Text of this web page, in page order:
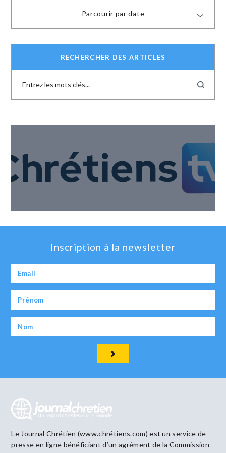
Parcourir par date
RECHERCHER DES ARTICLES
Inscription à la newsletter
Le Journal Chrétien (www.chrétiens.com) est un service de
presse en ligne bénéficiant d’un agrément de la Commission